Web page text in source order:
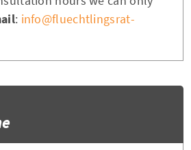
: info@fluechtlingsrat-